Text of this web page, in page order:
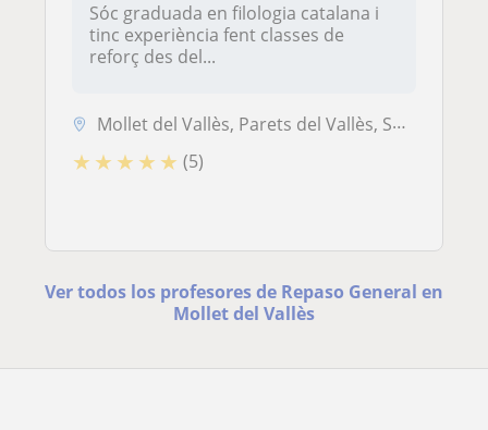
Sóc graduada en filologia catalana i
tinc experiència fent classes de
reforç des del...
Mollet del Vallès, Parets del Vallès, Sant Fost de Campsentelles, Sant...
★ ★ ★ ★ ★ (5)
Ver todos los profesores de Repaso General en
Mollet del Vallès